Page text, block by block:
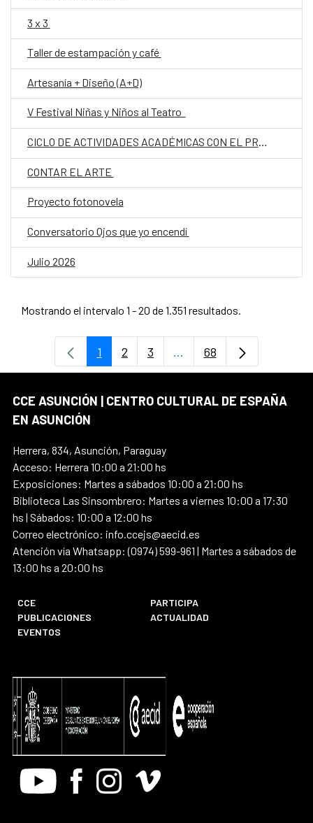
3 x 3
Taller de estampación y café
Artesanía + Diseño (A+D)
V Festival Niñas y Niños al Teatro
CICLO DE ACTIVIDADES ACADÉMICAS CON EL PROF. DR. JOSÉ VICENTE PEIRÓ BARCO
CONTAR EL ARTE
Proyecto fotonovela
Conversatorio Ojos que yo encendí
Julio 2026
Mostrando el intervalo 1 - 20 de 1.351 resultados.
Página
1 Página
2 Página
3 ...Páginas intermedias
Página
68
CCE ASUNCIÓN | CENTRO CULTURAL DE ESPAÑA
EN ASUNCIÓN
Herrera, 834, Asunción, Paraguay
Acceso: Herrera 10:00 a 21:00 hs
Exposiciones: Martes a sábados 10:00 a 21:00 hs
Biblioteca Las Sinsombrero: Martes a viernes 10:00 a 17:30
hs | Sábados: 10:00 a 12:00 hs
Correo electrónico: info.ccejs@aecid.es
Atención vía Whatsapp: (0974) 599-961 | Martes a sábados de
13:00 hs a 20:00 hs
CCE
PARTICIPA
PUBLICACIONES
ACTUALIDAD
EVENTOS
Youtube FacebookInstagram
Vimeo